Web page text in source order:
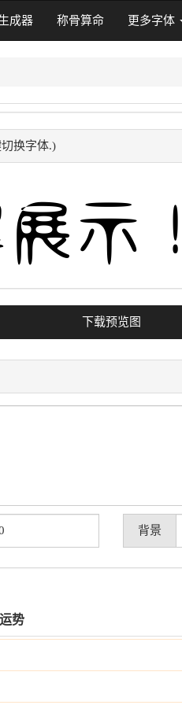
成器 称骨算命 更多字体
换字体.)
下载预览图
背景
势